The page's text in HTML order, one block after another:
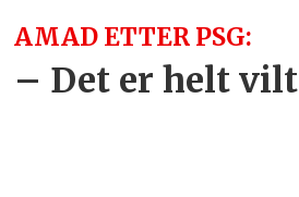
AMAD ETTER PSG:
– Det er helt vilt